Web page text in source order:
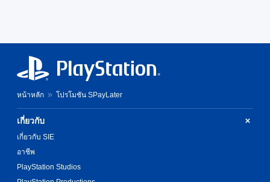
หน้าหลัก โปรโมชัน SPayLater
เกี่ยวกับ
เกี่ยวกับ SIE
อาชีพ
PlayStation Studios